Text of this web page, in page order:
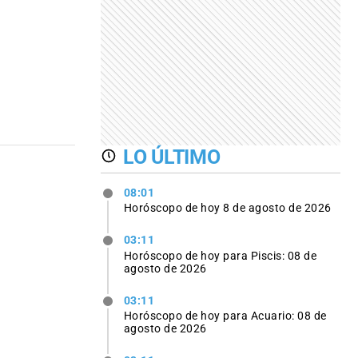
LO ÚLTIMO
08:01
Horóscopo de hoy 8 de agosto de 2026
03:11
Horóscopo de hoy para Piscis: 08 de
agosto de 2026
03:11
Horóscopo de hoy para Acuario: 08 de
agosto de 2026